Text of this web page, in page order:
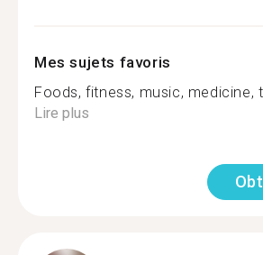
Mes sujets favoris
Foods, fitness, music, medicine,
Lire plus